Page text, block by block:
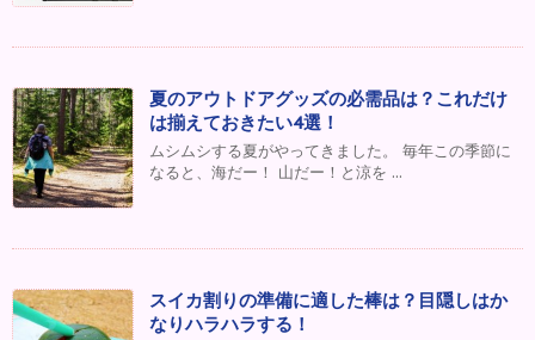
夏のアウトドアグッズの必需品は？これだけ
は揃えておきたい4選！
ムシムシする夏がやってきました。 毎年この季節に
なると、海だー！ 山だー！と涼を ...
スイカ割りの準備に適した棒は？目隠しはか
なりハラハラする！